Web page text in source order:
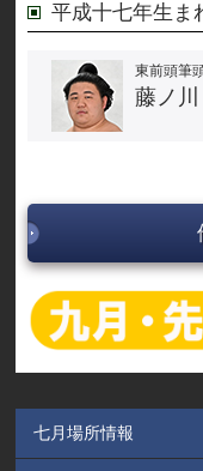
平成十七年生ま
東前頭筆
藤ノ川
七月場所情報